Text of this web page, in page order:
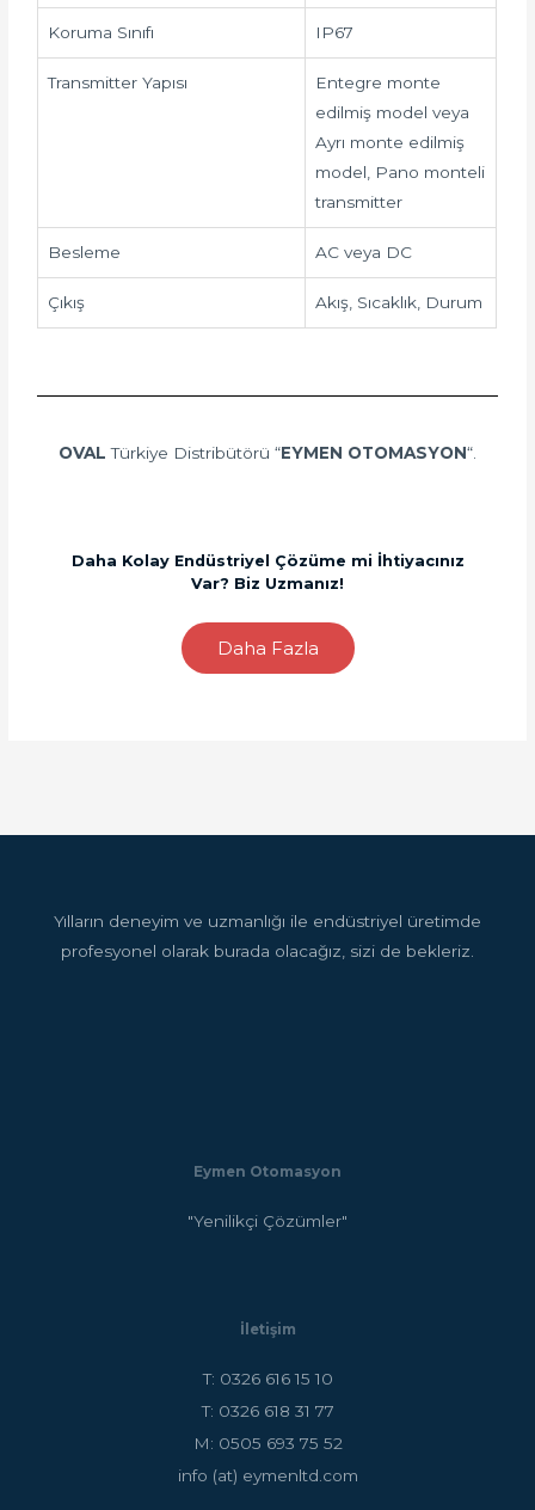
Koruma Sınıfı IP67
Transmitter Yapısı
Entegre monte
edilmiş model veya
Ayrı monte edilmiş
model, Pano monteli
transmitter
Besleme AC veya DC
Çıkış Akış, Sıcaklık, Durum
OVALTürkiye Distribütörü “EYMEN OTOMASYON“.
Daha Kolay Endüstriyel Çözüme mi İhtiyacınız
Var? Biz Uzmanız!
Daha Fazla
Yılların deneyim ve uzmanlığı ile endüstriyel üretimde
profesyonel olarak burada olacağız, sizi de bekleriz.
Eymen Otomasyon
"Yenilikçi Çözümler"
İletişim
T: 0326 616 15 10
T: 0326 618 31 77
M: 0505 693 75 52
info (at) eymenltd.com